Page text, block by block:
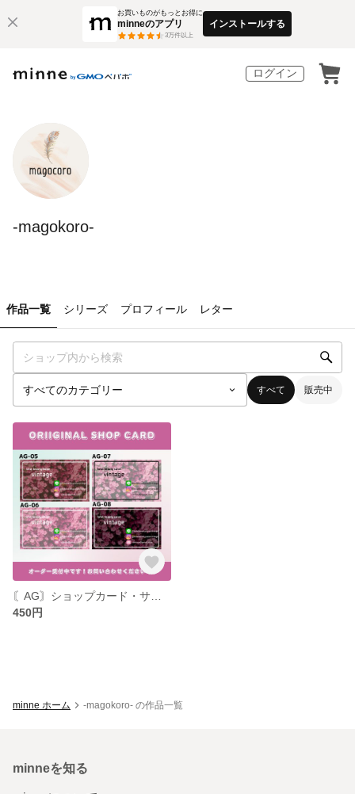
お買いものがもっとお得に
minneのアプリ
3万件以上
インストールする
ログイン
-magokoro-
作品一覧 シリーズ プロフィール レター
すべて 販売中
450円
minne ホーム -magokoro- の作品一覧
minneを知る